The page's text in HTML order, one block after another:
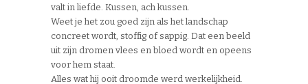
valt in liefde. Kussen, ach kussen.
Weet je het zou goed zijn als het landschap
concreet wordt, stoffig of sappig. Dat een beeld
uit zijn dromen vlees en bloed wordt en opeens
voor hem staat.
Alles wat hij ooit droomde werd werkelijkheid.